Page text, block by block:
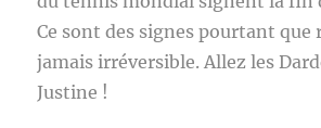
Ce sont des signes pourtant que
jamais irréversible. Allez les
Justine !